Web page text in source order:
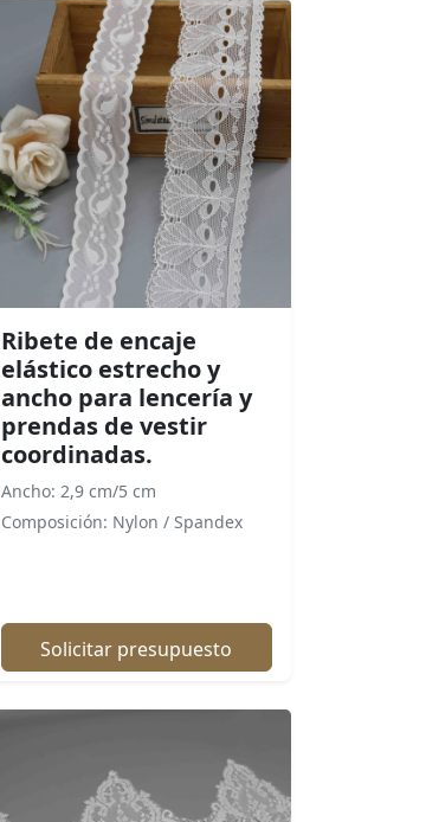
Ribete de encaje
elástico estrecho y
ancho para lencería y
prendas de vestir
coordinadas.
Ancho: 2,9 cm/5 cm
Composición: Nylon / Spandex
Solicitar presupuesto